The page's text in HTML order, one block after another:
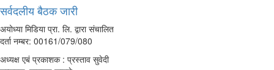
सर्वदलीय बैठक जारी
अयोध्या मिडिया प्रा. लि. द्वारा संचालित
दर्ता नम्बर: 00161/079/080
अध्यक्ष एबं प्रकाशक : प्रस्ताव सुवेदी